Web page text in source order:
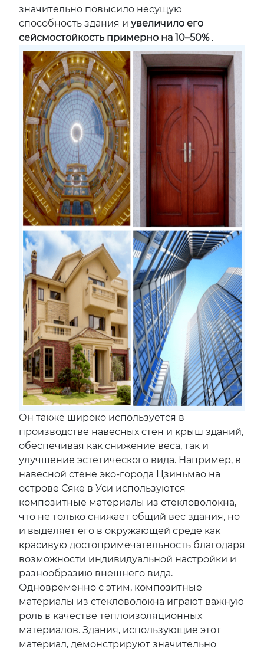
значительно повысило несущую
способность здания и увеличило его
сейсмостойкость примерно на 10–50% .
Он также широко используется в
производстве навесных стен и крыш зданий,
обеспечивая как снижение веса, так и
улучшение эстетического вида. Например, в
навесной стене эко-города Цзиньмао на
острове Сяке в Уси используются
композитные материалы из стекловолокна,
что не только снижает общий вес здания, но
и выделяет его в окружающей среде как
красивую достопримечательность благодаря
возможности индивидуальной настройки и
разнообразию внешнего вида.
Одновременно с этим, композитные
материалы из стекловолокна играют важную
роль в качестве теплоизоляционных
материалов. Здания, использующие этот
материал, демонстрируют значительно